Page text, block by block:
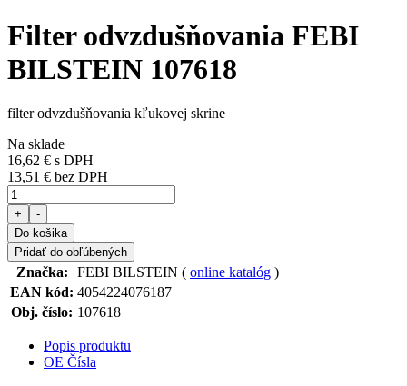
Filter odvzdušňovania FEBI
BILSTEIN 107618
filter odvzdušňovania kľukovej skrine
Na sklade
16,62 € s DPH
13,51 € bez DPH
+
-
Do košika
Pridať do obľúbených
Značka: FEBI BILSTEIN ( online katalóg )
EAN kód: 4054224076187
Obj. číslo: 107618
Popis produktu
OE Čísla